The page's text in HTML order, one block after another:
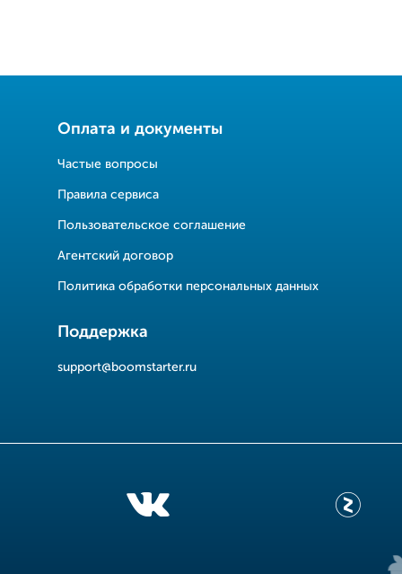
Оплата и документы
Частые вопросы
Правила сервиса
Пользовательское соглашение
Агентский договор
Политика обработки персональных данных
Поддержка
support@boomstarter.ru